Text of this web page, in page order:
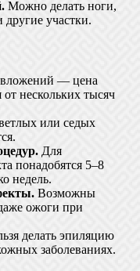
Можно делать ноги,
участки.
вложений — цена
от нескольких тысяч
или седых
Для
понадобятся 5–8
недель.
Возможны
ожоги при
делать эпиляцию
заболеваниях.